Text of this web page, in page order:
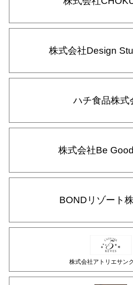
株式会社Design
ハチ食品株式
株式会社Be
BONDリゾート
株式会社アトリエサン